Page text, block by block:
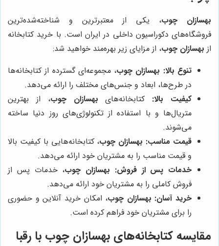
بهسازان چوب، یکی از معتبرترین و شناخته‌شده‌ترین
فروشگاه‌های دکوراسیون داخلی در ایران است. با خرید کتابخانه
از بهسازان چوب، از مزایای زیر بهره‌مند خواهید شد:
تنوع بالا: بهسازان چوب، مجموعه‌ای گسترده از کتابخانه‌ها
در طرح‌ها، ابعاد و جنس‌های مختلف را ارائه می‌دهد.
کیفیت بالا: کتابخانه‌های بهسازان چوب، از بهترین
متریال‌ها و با استفاده از تکنولوژی‌های روز دنیا ساخته
می‌شوند.
قیمت مناسب: بهسازان چوب، کتابخانه‌هایی با کیفیت بالا
و قیمت مناسب را به مشتریان خود ارائه می‌دهد.
خدمات پس از فروش: بهسازان چوب، خدمات پس از
فروش کاملی را به مشتریان خود ارائه می‌دهد.
خرید آسان: بهسازان چوب، امکان خرید آنلاین و حضوری
را برای مشتریان خود فراهم کرده است.
مقایسه کتابخانه‌های بهسازان چوب با رقبا